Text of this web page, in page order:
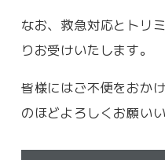
なお、救急対応とトリ
りお受けいたします。
皆様にはご不便をおか
のほどよろしくお願い